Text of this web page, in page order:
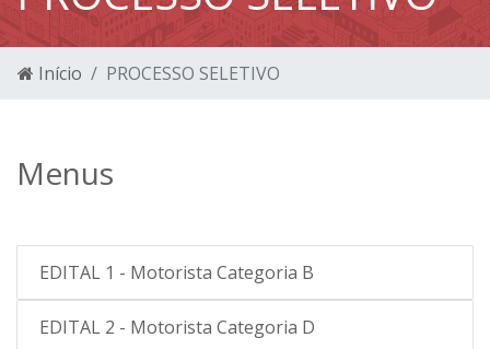
Início PROCESSO SELETIVO
Menus
EDITAL 1 - Motorista Categoria B
EDITAL 2 - Motorista Categoria D